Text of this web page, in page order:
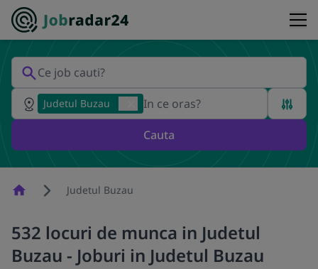
Judetul Buzau
Cauta
HomepageJudetul Buzau
532 locuri de munca in Judetul
Buzau - Joburi in Judetul Buzau